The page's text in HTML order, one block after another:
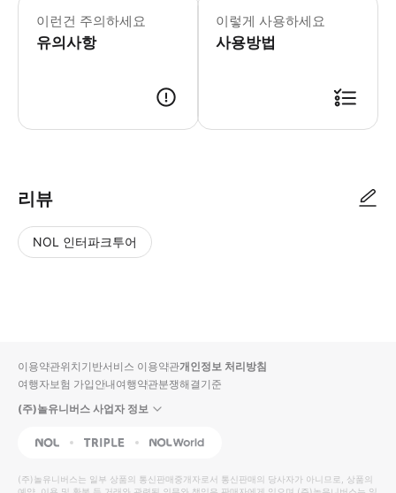
이런건 주의하세요
유의사항
이렇게 사용하세요
사용방법
리뷰
NOL 인터파크투어
입니
다.
높
동
순
상
이용약관위치기반서비스 이용약관개인정보 처리방침
여행자보험 가입안내여행약관분쟁해결기준
(주)놀유니버스 사업자 정보
NOL Triple Interpark Global
(주)놀유니버스는 일부 상품의 통신판매중개자로서 통신판매의 당사자가 아니므로, 상품의